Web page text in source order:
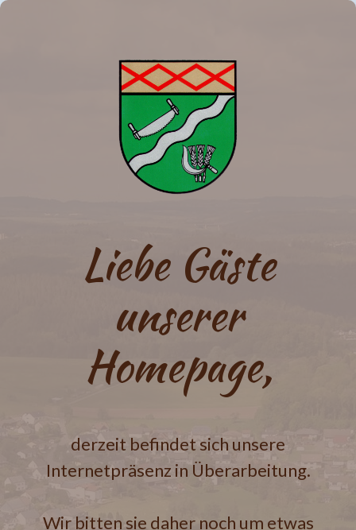
Liebe Gäste
unserer
Homepage,
derzeit befindet sich unsere
Internetpräsenz in Überarbeitung.
Wir bitten sie daher noch um etwas